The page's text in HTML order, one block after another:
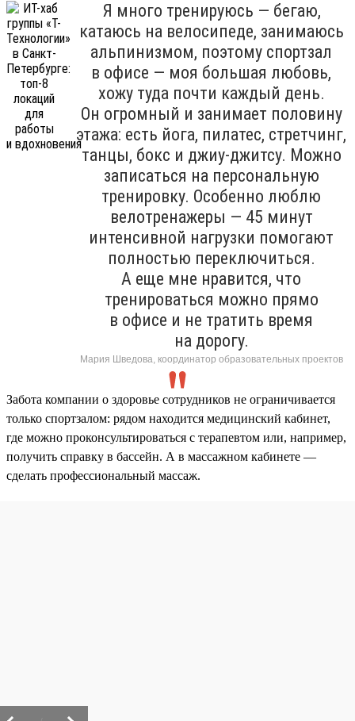
Я много тренируюсь — бегаю,
катаюсь на велосипеде, занимаюсь
альпинизмом, поэтому спортзал
в офисе — моя большая любовь,
хожу туда почти каждый день.
Он огромный и занимает половину
этажа: есть йога, пилатес, стретчинг,
танцы, бокс и джиу-джитсу. Можно
записаться на персональную
тренировку. Особенно люблю
велотренажеры — 45 минут
интенсивной нагрузки помогают
полностью переключиться.
А еще мне нравится, что
тренироваться можно прямо
в офисе и не тратить время
на дорогу.
Мария Шведова, координатор образовательных проектов
Забота компании о здоровье сотрудников не ограничивается
только спортзалом: рядом находится медицинский кабинет,
где можно проконсультироваться с терапевтом или, например,
получить справку в бассейн. А в массажном кабинете —
сделать профессиональный массаж.